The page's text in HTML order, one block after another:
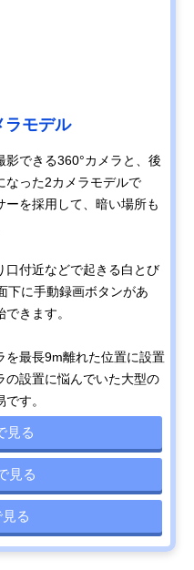
ラモデル
できる360°カメラと、後
なった2カメラモデルで
を採用して、暗い場所も
口付近などで起きる白とび
下に手動録画ボタンがあ
きます。
を最長9m離れた位置に設置
の設置に悩んでいた大型の
す。
見る
見る
る